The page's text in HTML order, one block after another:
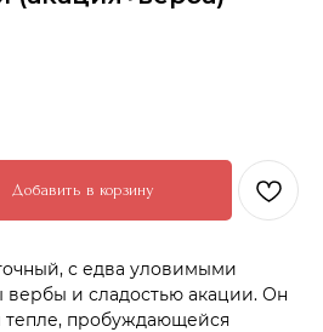
Добавить в корзину
с едва уловимыми
и сладостью акации. Он
пробуждающейся